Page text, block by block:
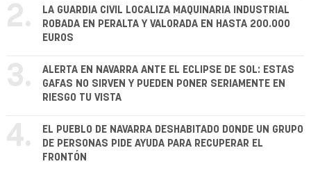
2.
LA GUARDIA CIVIL LOCALIZA MAQUINARIA INDUSTRIAL
ROBADA EN PERALTA Y VALORADA EN HASTA 200.000
EUROS
3.
ALERTA EN NAVARRA ANTE EL ECLIPSE DE SOL: ESTAS
GAFAS NO SIRVEN Y PUEDEN PONER SERIAMENTE EN
RIESGO TU VISTA
4.
EL PUEBLO DE NAVARRA DESHABITADO DONDE UN GRUPO
DE PERSONAS PIDE AYUDA PARA RECUPERAR EL
FRONTÓN